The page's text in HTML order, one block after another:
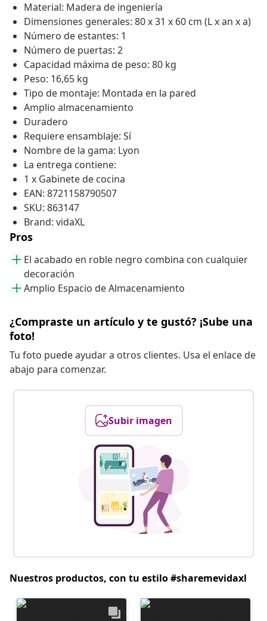
Material: Madera de ingeniería
Dimensiones generales: 80 x 31 x 60 cm (L x an x a)
Número de estantes: 1
Número de puertas: 2
Capacidad máxima de peso: 80 kg
Peso: 16,65 kg
Tipo de montaje: Montada en la pared
Amplio almacenamiento
Duradero
Requiere ensamblaje: Sí
Nombre de la gama: Lyon
La entrega contiene:
1 x Gabinete de cocina
EAN: 8721158790507
SKU: 863147
Brand: vidaXL
Pros
El acabado en roble negro combina con cualquier
decoración
Amplio Espacio de Almacenamiento
¿Compraste un artículo y te gustó? ¡Sube una
foto!
Tu foto puede ayudar a otros clientes. Usa el enlace de
abajo para comenzar.
Subir imagen
Nuestros productos, con tu estilo #sharemevidaxl